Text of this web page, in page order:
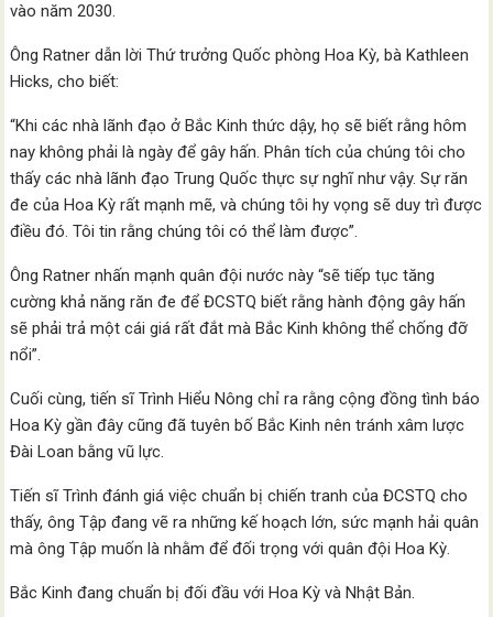
vào năm 2030.
Ông Ratner dẫn lời Thứ trưởng Quốc phòng Hoa Kỳ, bà Kathleen
Hicks, cho biết:
“Khi các nhà lãnh đạo ở Bắc Kinh thức dậy, họ sẽ biết rằng hôm
nay không phải là ngày để gây hấn. Phân tích của chúng tôi cho
thấy các nhà lãnh đạo Trung Quốc thực sự nghĩ như vậy. Sự răn
đe của Hoa Kỳ rất mạnh mẽ, và chúng tôi hy vọng sẽ duy trì được
điều đó. Tôi tin rằng chúng tôi có thể làm được”.
Ông Ratner nhấn mạnh quân đội nước này “sẽ tiếp tục tăng
cường khả năng răn đe để ĐCSTQ biết rằng hành động gây hấn
sẽ phải trả một cái giá rất đắt mà Bắc Kinh không thể chống đỡ
nổi”.
Cuối cùng, tiến sĩ Trình Hiểu Nông chỉ ra rằng cộng đồng tình báo
Hoa Kỳ gần đây cũng đã tuyên bố Bắc Kinh nên tránh xâm lược
Đài Loan bằng vũ lực.
Tiến sĩ Trình đánh giá việc chuẩn bị chiến tranh của ĐCSTQ cho
thấy, ông Tập đang vẽ ra những kế hoạch lớn, sức mạnh hải quân
mà ông Tập muốn là nhằm để đối trọng với quân đội Hoa Kỳ.
Bắc Kinh đang chuẩn bị đối đầu với Hoa Kỳ và Nhật Bản.